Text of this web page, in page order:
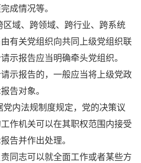
成情况等。
域、跨领域、跨行业、跨系统
有关党组织向共同上级党组织联
示报告应当明确牵头党组织。
报告的，一般应当将上级党政
告对象。
内法规制度规定，党的决策议
作机关可以在其职权范围内接受
告并作出处理。
志可以就全面工作或者某些方